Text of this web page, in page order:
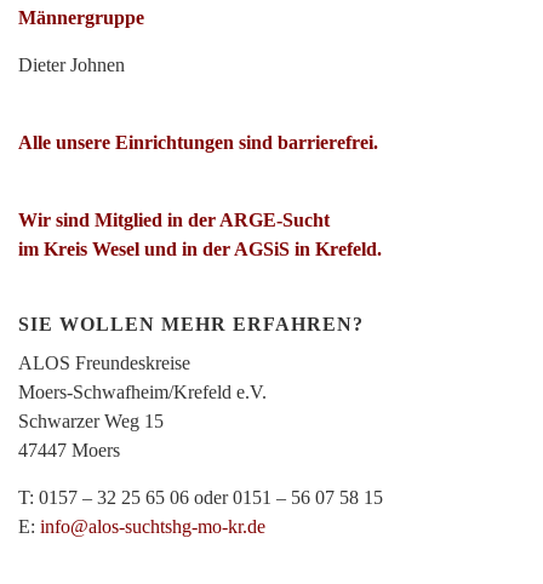
Männergruppe
Dieter Johnen
Alle unsere Einrichtungen sind barrierefrei.
Wir sind Mitglied in der ARGE-Sucht
im Kreis Wesel und in der AGSiS in Krefeld.
SIE WOLLEN MEHR ERFAHREN?
ALOS Freundeskreise
Moers-Schwafheim/Krefeld e.V.
Schwarzer Weg 15
47447 Moers
T: 0157 – 32 25 65 06 oder 0151 – 56 07 58 15
E: info@alos-suchtshg-mo-kr.de